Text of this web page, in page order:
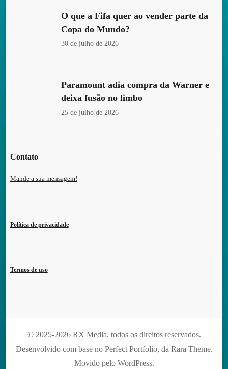
O que a Fifa quer ao vender parte da
Copa do Mundo?
30 de julho de 2026
Paramount adia compra da Warner e
deixa fusão no limbo
25 de julho de 2026
Contato
Mande a sua mensagem!
Política de privacidade
Termos de uso
© 2025-2026 RX Media, todos os direitos reservados.
Desenvolvido com base no Perfect Portfolio, da Rara Theme.
Movido pelo WordPress.